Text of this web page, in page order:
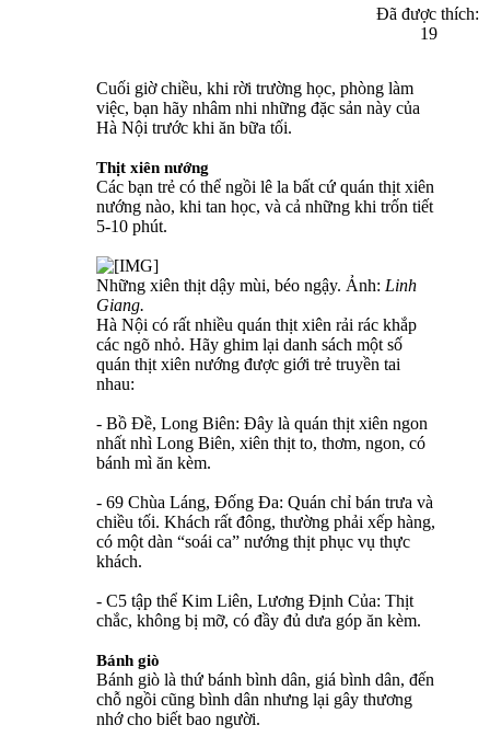
Đã được thích:
19
Cuối giờ chiều, khi rời trường học, phòng làm
việc, bạn hãy nhâm nhi những đặc sản này của
Hà Nội trước khi ăn bữa tối.
Thịt xiên nướng
Các bạn trẻ có thể ngồi lê la bất cứ quán thịt xiên
nướng nào, khi tan học, và cả những khi trốn tiết
5-10 phút.
Những xiên thịt dậy mùi, béo ngậy. Ảnh: Linh
Giang.
Hà Nội có rất nhiều quán thịt xiên rải rác khắp
các ngõ nhỏ. Hãy ghim lại danh sách một số
quán thịt xiên nướng được giới trẻ truyền tai
nhau:
- Bồ Đề, Long Biên: Đây là quán thịt xiên ngon
nhất nhì Long Biên, xiên thịt to, thơm, ngon, có
bánh mì ăn kèm.
- 69 Chùa Láng, Đống Đa: Quán chỉ bán trưa và
chiều tối. Khách rất đông, thường phải xếp hàng,
có một dàn “soái ca” nướng thịt phục vụ thực
khách.
- C5 tập thể Kim Liên, Lương Định Của: Thịt
chắc, không bị mỡ, có đầy đủ dưa góp ăn kèm.
Bánh giò
Bánh giò là thứ bánh bình dân, giá bình dân, đến
chỗ ngồi cũng bình dân nhưng lại gây thương
nhớ cho biết bao người.